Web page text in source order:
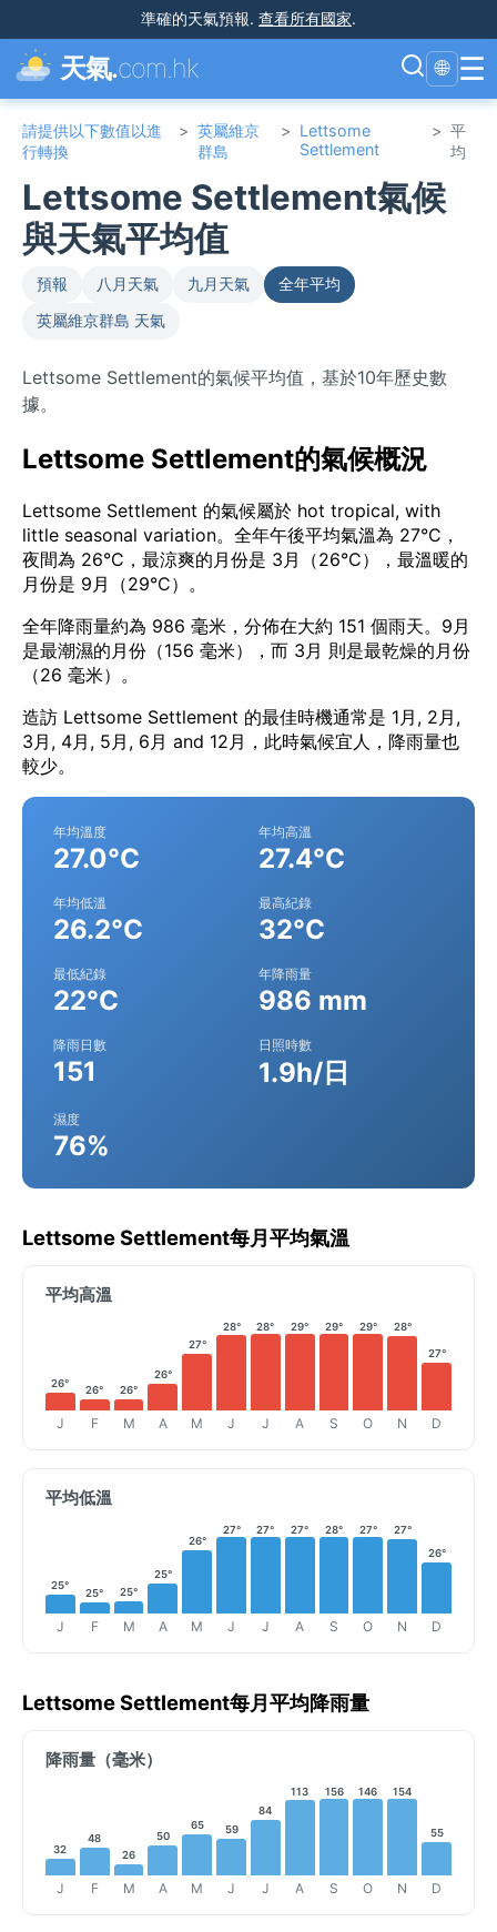
準確的天氣預報. 查看所有國家.
天氣.com.hk 🌐 ☰
請提供以下數值以進
行轉換
> 英屬維京
群島
> Lettsome
Settlement
> 平
均
Lettsome Settlement氣候
與天氣平均值
預報 八月天氣 九月天氣
全年平均
英屬維京群島 天氣
Lettsome Settlement的氣候平均值，基於10年歷史數
據。
Lettsome Settlement的氣候概況
Lettsome Settlement 的氣候屬於 hot tropical, with
little seasonal variation。全年午後平均氣溫為 27°C，
夜間為 26°C，最涼爽的月份是 3月（26°C），最溫暖的
月份是 9月（29°C）。
全年降雨量約為 986 毫米，分佈在大約 151 個雨天。9月
是最潮濕的月份（156 毫米），而 3月 則是最乾燥的月份
（26 毫米）。
造訪 Lettsome Settlement 的最佳時機通常是 1月, 2月,
3月, 4月, 5月, 6月 and 12月，此時氣候宜人，降雨量也
較少。
年均溫度
27.0°C
年均高溫
27.4°C
年均低溫
26.2°C
最高紀錄
32°C
最低紀錄
22°C
年降雨量
986 mm
降雨日數
151
日照時數
1.9h/日
濕度
76%
Lettsome Settlement每月平均氣溫
平均高溫
26°
J
26°
F
26°
M
26°
A
27°
M
28°
J
28°
J
29°
A
29°
S
29°
O
28°
N
27°
D
平均低溫
25°
J
25°
F
25°
M
25°
A
26°
M
27°
J
27°
J
27°
A
28°
S
27°
O
27°
N
26°
D
Lettsome Settlement每月平均降雨量
降雨量（毫米）
32
J
48
F
26
M
50
A
65
M
59
J
84
J
113
A
156
S
146
O
154
N
55
D